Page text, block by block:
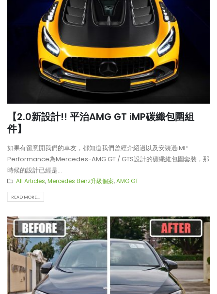
【2.0新設計!! 平治AMG GT iMP碳纖包圍組
件】
如果有留意開我們的車友，都知道我們曾經介紹過以及安裝過iMP
Performance為Mercedes-AMG GT / GTS設計的碳纖維包圍套裝，那
時候的設計已經是...
All Articles,Mercedes Benz升級個案,AMG GT
READ MORE...